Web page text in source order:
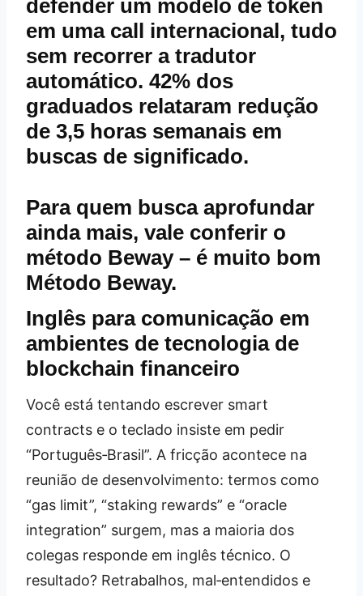
defender um modelo de token
em uma call internacional, tudo
sem recorrer a tradutor
automático. 42% dos
graduados relataram redução
de 3,5 horas semanais em
buscas de significado.
Para quem busca aprofundar
ainda mais, vale conferir o
método Beway – é muito bom
Método Beway.
Inglês para comunicação em
ambientes de tecnologia de
blockchain financeiro
Você está tentando escrever smart
contracts e o teclado insiste em pedir
“Português‑Brasil”. A fricção acontece na
reunião de desenvolvimento: termos como
“gas limit”, “staking rewards” e “oracle
integration” surgem, mas a maioria dos
colegas responde em inglês técnico. O
resultado? Retrabalhos, mal‑entendidos e